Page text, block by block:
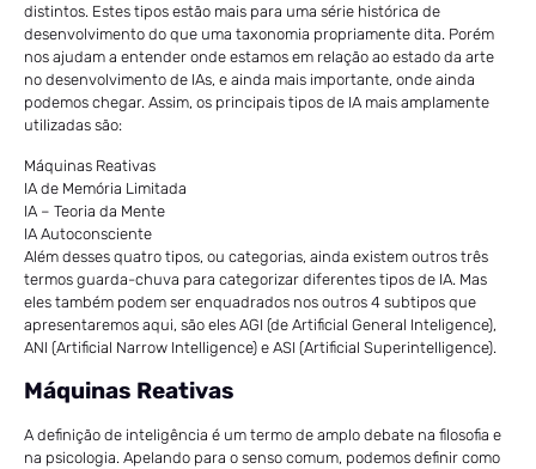
distintos. Estes tipos estão mais para uma série histórica de
desenvolvimento do que uma taxonomia propriamente dita. Porém
nos ajudam a entender onde estamos em relação ao estado da arte
no desenvolvimento de IAs, e ainda mais importante, onde ainda
podemos chegar. Assim, os principais tipos de IA mais amplamente
utilizadas são:
Máquinas Reativas
IA de Memória Limitada
IA – Teoria da Mente
IA Autoconsciente
Além desses quatro tipos, ou categorias, ainda existem outros três
termos guarda-chuva para categorizar diferentes tipos de IA. Mas
eles também podem ser enquadrados nos outros 4 subtipos que
apresentaremos aqui, são eles AGI (de Artificial General Inteligence),
ANI (Artificial Narrow Intelligence) e ASI (Artificial Superintelligence).
Máquinas Reativas
A definição de inteligência é um termo de amplo debate na filosofia e
na psicologia. Apelando para o senso comum, podemos definir como